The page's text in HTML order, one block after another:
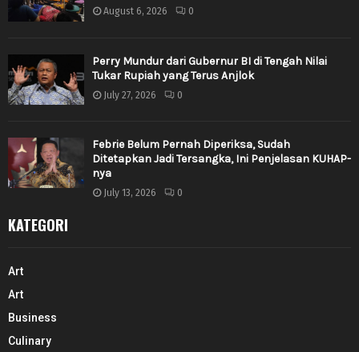
August 6, 2026 0
Perry Mundur dari Gubernur BI di Tengah Nilai
Tukar Rupiah yang Terus Anjlok
July 27, 2026 0
Febrie Belum Pernah Diperiksa, Sudah
Ditetapkan Jadi Tersangka, Ini Penjelasan KUHAP-
nya
July 13, 2026 0
KATEGORI
Art
Art
Business
Culinary